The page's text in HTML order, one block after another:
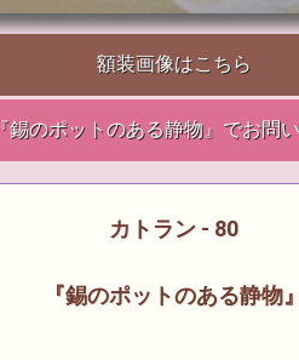
額装画像はこちら
『錫のポットのある静物』でお問
カトラン - 80
『錫のポットのある静物